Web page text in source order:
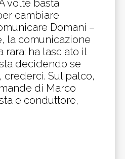
volte basta
cambiare
Domani –
la comunicazione
rara: ha lasciato il
decidendo se
crederci. Sul palco,
di Marco
e conduttore,